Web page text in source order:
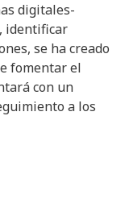
digitales-
identificar
se ha creado
fomentar el
con un
a los